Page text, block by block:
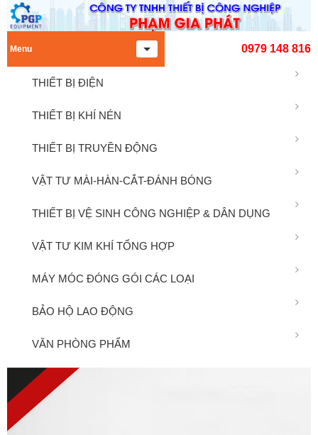
0979 148 816
Menu
THIẾT BỊ ĐIỆN
THIẾT BỊ KHÍ NÉN
THIẾT BỊ TRUYỀN ĐỘNG
VẬT TƯ MÀI-HÀN-CẮT-ĐÁNH BÓNG
THIẾT BỊ VỆ SINH CÔNG NGHIỆP & DÂN DỤNG
VẬT TƯ KIM KHÍ TỔNG HỢP
MÁY MÓC ĐÓNG GÓI CÁC LOẠI
BẢO HỘ LAO ĐỘNG
VĂN PHÒNG PHẨM